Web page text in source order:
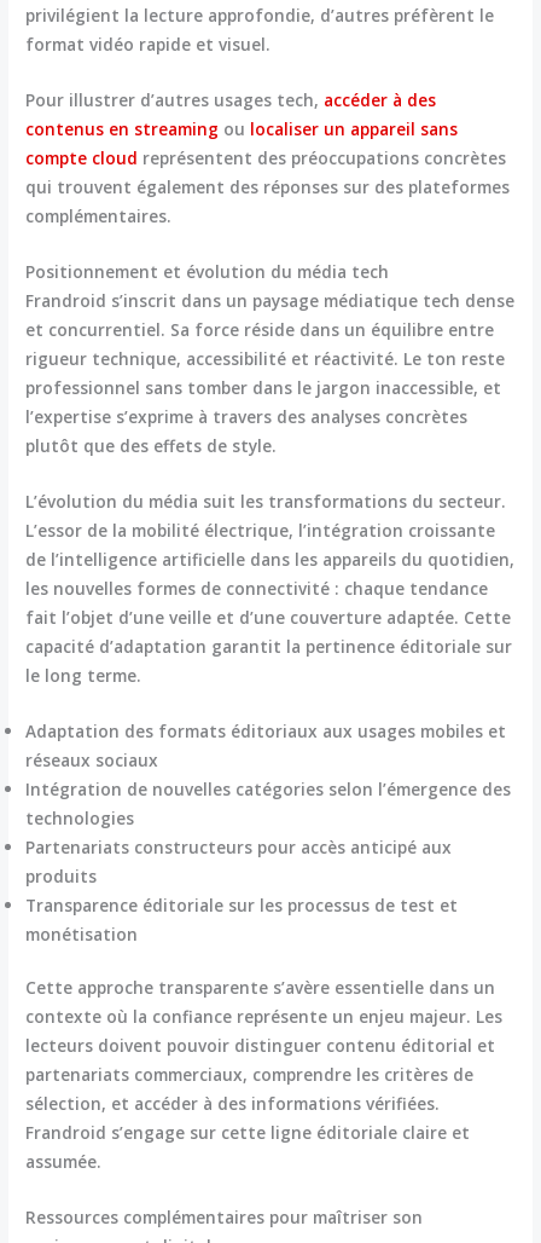
privilégient la lecture approfondie, d’autres préfèrent le
format vidéo rapide et visuel.
Pour illustrer d’autres usages tech, accéder à des
contenus en streaming ou localiser un appareil sans
compte cloud représentent des préoccupations concrètes
qui trouvent également des réponses sur des plateformes
complémentaires.
Positionnement et évolution du média tech
Frandroid s’inscrit dans un paysage médiatique tech dense
et concurrentiel. Sa force réside dans un équilibre entre
rigueur technique, accessibilité et réactivité. Le ton reste
professionnel sans tomber dans le jargon inaccessible, et
l’expertise s’exprime à travers des analyses concrètes
plutôt que des effets de style.
L’évolution du média suit les transformations du secteur.
L’essor de la mobilité électrique, l’intégration croissante
de l’intelligence artificielle dans les appareils du quotidien,
les nouvelles formes de connectivité : chaque tendance
fait l’objet d’une veille et d’une couverture adaptée. Cette
capacité d’adaptation garantit la pertinence éditoriale sur
le long terme.
Adaptation des formats éditoriaux aux usages mobiles et
réseaux sociaux
Intégration de nouvelles catégories selon l’émergence des
technologies
Partenariats constructeurs pour accès anticipé aux
produits
Transparence éditoriale sur les processus de test et
monétisation
Cette approche transparente s’avère essentielle dans un
contexte où la confiance représente un enjeu majeur. Les
lecteurs doivent pouvoir distinguer contenu éditorial et
partenariats commerciaux, comprendre les critères de
sélection, et accéder à des informations vérifiées.
Frandroid s’engage sur cette ligne éditoriale claire et
assumée.
Ressources complémentaires pour maîtriser son